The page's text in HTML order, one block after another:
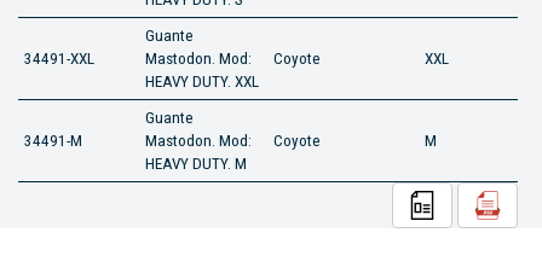
34491-XXL
Guante
Mastodon. Mod:
HEAVY DUTY. XXL
Coyote XXL
34491-M
Guante
Mastodon. Mod:
HEAVY DUTY. M
Coyote M